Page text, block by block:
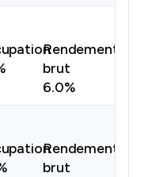
Rendement
brut
6.0%
Rendement
brut